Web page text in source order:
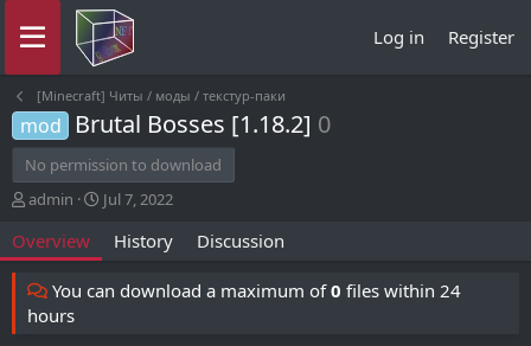
Log in Register
[Minecraft] Читы / моды / текстур-паки
mod Brutal Bosses [1.18.2] 0
No permission to download
A
t
h
o
r
admin
C
t
Jul 7, 2022
Overview History Discussion
You can download a maximum of0 files within 24
hours